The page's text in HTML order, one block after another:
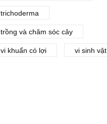
trichoderma
trồng và chăm sóc cây
vi khuẩn có lợi vi sinh vật